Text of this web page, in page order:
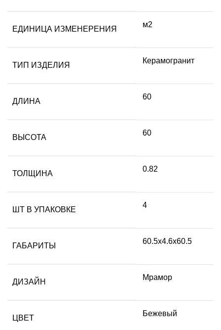
ЕДИНИЦА ИЗМЕНЕРЕНИЯ
м2
ТИП ИЗДЕЛИЯ
Керамогранит
ДЛИНА
60
ВЫСОТА
60
ТОЛЩИНА
0.82
ШТ В УПАКОВКЕ
4
ГАБАРИТЫ
60.5х4.6х60.5
ДИЗАЙН
Мрамор
ЦВЕТ
Бежевый